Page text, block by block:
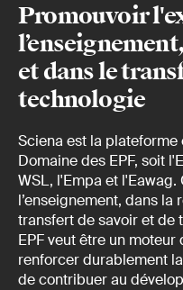
Promouvoir
et dans le
technologie
Sciena est la
Domaine des EPF, soit
WSL, l'Empa et l'Eawag.
l’enseignement, dans
transfert de savoir et de
EPF veut être un moteur
renforcer durablement
de contribuer au